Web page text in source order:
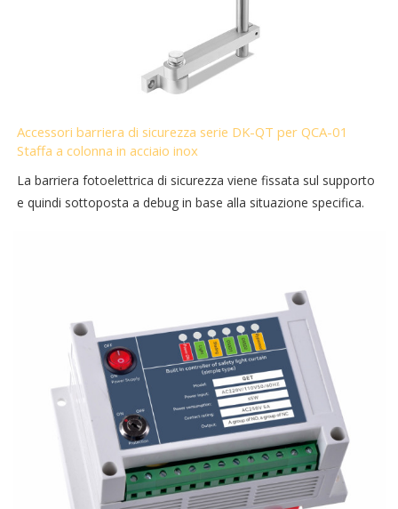
Accessori barriera di sicurezza serie DK-QT per QCA-01
Staffa a colonna in acciaio inox
La barriera fotoelettrica di sicurezza viene fissata sul supporto
e quindi sottoposta a debug in base alla situazione specifica.